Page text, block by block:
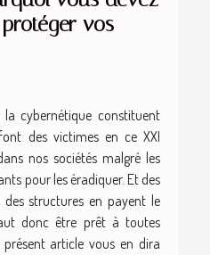
vos
cybernétique constituent
des victimes en ce XXI
nos sociétés malgré les
pour les éradiquer. Et des
des structures en payent le
donc être prêt à toutes
présent article vous en dira